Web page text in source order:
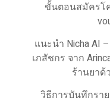
ขั้นตอนสมัครโค
แนะนำ Nicha AI
เภสัชกร จาก
ร้านยาด้
วิธีการบันทึกรา